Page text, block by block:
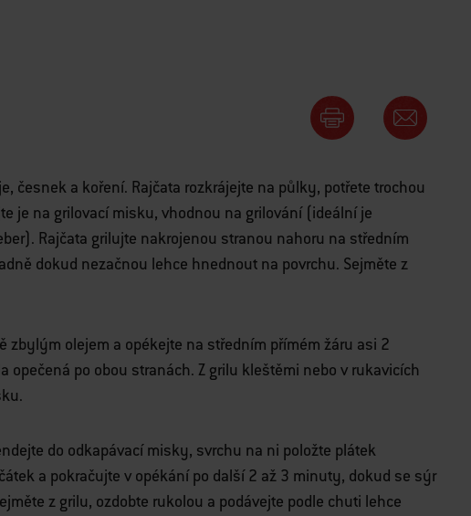
česnek a koření. Rajčata rozkrájejte na půlky, potřete trochou
je na grilovací misku, vhodnou na grilování (ideální je
Rajčata grilujte nakrojenou stranou nahoru na středním
dokud nezačnou lehce hnednout na povrchu. Sejměte z
zbylým olejem a opékejte na středním přímém žáru asi 2
opečená po obou stranách. Z grilu kleštěmi nebo v rukavicích
do odkapávací misky, svrchu na ni položte plátek
a pokračujte v opékání po další 2 až 3 minuty, dokud se sýr
z grilu, ozdobte rukolou a podávejte podle chuti lehce